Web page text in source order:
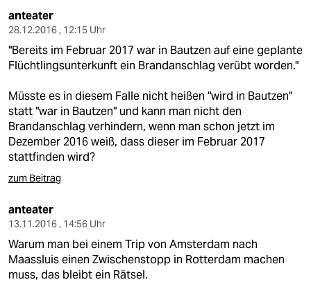
anteater
28.12.2016 , 12:15 Uhr
"Bereits im Februar 2017 war in Bautzen auf eine geplante
Flüchtlingsunterkunft ein Brandanschlag verübt worden."
Müsste es in diesem Falle nicht heißen "wird in Bautzen"
statt "war in Bautzen" und kann man nicht den
Brandanschlag verhindern, wenn man schon jetzt im
Dezember 2016 weiß, dass dieser im Februar 2017
stattfinden wird?
zum Beitrag
anteater
13.11.2016 , 14:56 Uhr
Warum man bei einem Trip von Amsterdam nach
Maassluis einen Zwischenstopp in Rotterdam machen
muss, das bleibt ein Rätsel.